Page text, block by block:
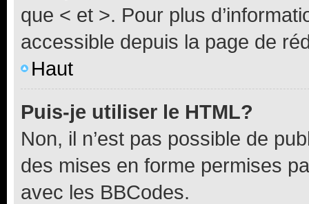
que < et >. Pour plus
accessible depuis la page de
Haut
Puis-je utiliser le HTML?
Non, il n’est pas possible de
des mises en forme permises
avec les BBCodes.